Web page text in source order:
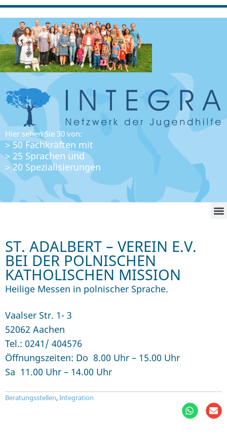
Hier sehen Sie 30 von:
> 50 Fachkräften mit
> 25 Sprachen und
> 20 Spezialisierungen
ST. ADALBERT – VEREIN E.V.
BEI DER POLNISCHEN
KATHOLISCHEN MISSION
Heilige Messen in polnischer Sprache.
Vaalser Str. 1- 3
52062 Aachen
Tel.: 0241/ 404576
Öffnungszeiten: Do 8.00 Uhr – 15.00 Uhr
Sa 11.00 Uhr – 14.00 Uhr
Beratungsstellen,Integration